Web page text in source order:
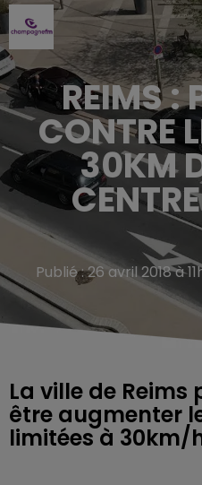
REIMS :
CONTRE
30KM
Publié : 26 avril 2018 à
La ville de
être augmenter
limitées à 30km/